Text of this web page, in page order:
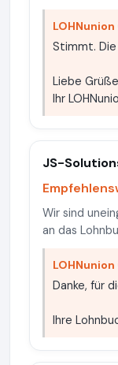
LOHNunion
Stimmt.
Liebe Grüße
Ihr
JS-
Wir sind
an das
LOHNunion
Danke, für
Ihre